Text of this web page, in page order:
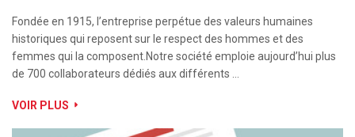
Fondée en 1915, l’entreprise perpétue des valeurs humaines
historiques qui reposent sur le respect des hommes et des
femmes qui la composent.Notre société emploie aujourd’hui plus
de 700 collaborateurs dédiés aux différents …
VOIR PLUS